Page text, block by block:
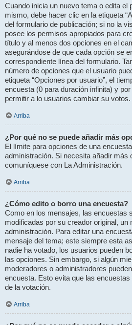
Cuando inicia un nuevo tema o edita el
mismo, debe hacer clic en la etiqueta
del formulario de publicación; si no la
posee los permisos apropiados para
título y al menos dos opciones en el
asegurándose de que cada opción se
correspondiente línea del formulario.
número de opciones que el usuario
etiqueta “Opciones por usuario”, el
encuesta (0 para duración infinita) y
permitir a lo usuarios cambiar su votos.
Arriba
¿Por qué no se puede añadir más
El límite para opciones de una
administración. Si necesita añadir más
comuníquese con La Administración.
Arriba
¿Cómo edito o borro una encuesta?
Como en los mensajes, las encuestas
modificadas por su creador original, un
administración. Para editar una
mensaje del tema; este siempre esta
nadie ha votado, los usuarios pueden
las opciones. Sin embargo, si algún
moderadores o administradores
encuesta. Esto evita que las
de la votación.
Arriba